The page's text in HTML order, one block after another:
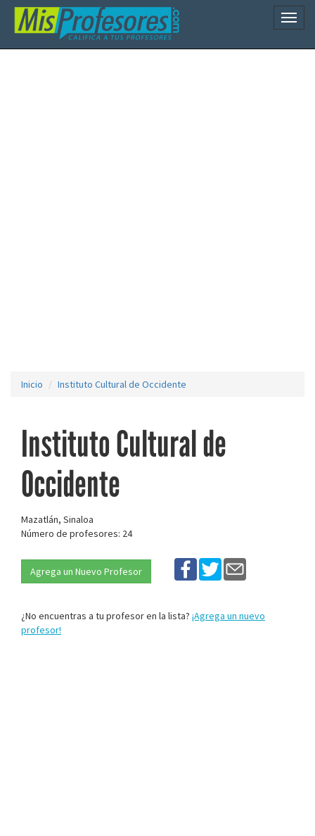
Inicio Instituto Cultural de Occidente
Instituto Cultural de
Occidente
Mazatlán, Sinaloa
Número de profesores: 24
Agrega un Nuevo Profesor
¿No encuentras a tu profesor en la lista? ¡Agrega un nuevo
profesor!